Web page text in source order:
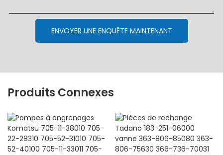
ENVOYER UNE ENQUÊTE MAINTENANT
Produits Connexes